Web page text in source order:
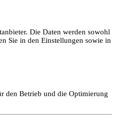
Die Daten werden sowohl
Sie in den Einstellungen sowie in
den Betrieb und die Optimierung